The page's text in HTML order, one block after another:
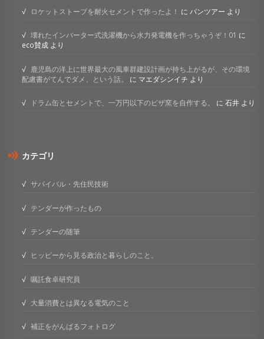
ロケットストーブを耐火セメントで作ったよ！ に パンツアー より
壊れたインバーター式洗濯機から水力発電機を作っちゃうぞ！01 に
eco賛成 より
鹿児島の洋上に世界最大の風車群建設計画が持ち上がるが、その環境
配慮書がてんでダメ、という話。
に マエダシンイチ より
ドラム缶とセメントで、一万円以下のピザ窯を自作する。 に石井 より
カテゴリ
サバイバル・先住民技術
テンダーが作ったもの
テンダーの随筆
ヒッピーから見る政治と暮らしのこと。
嘱託食卓研究員
大量消費とは異なる電気のこと
補正をがんばるフォトログ